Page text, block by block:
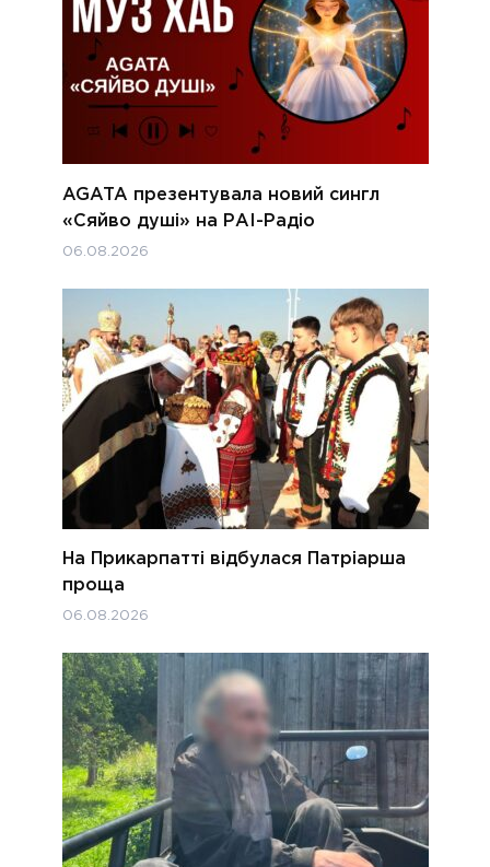
AGATA презентувала новий сингл
«Сяйво душі» на РАІ-Радіо
06.08.2026
На Прикарпатті відбулася Патріарша
проща
06.08.2026